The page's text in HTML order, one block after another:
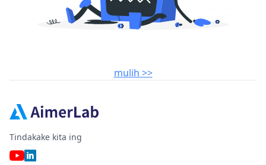
mulih >>
Tindakake kita ing